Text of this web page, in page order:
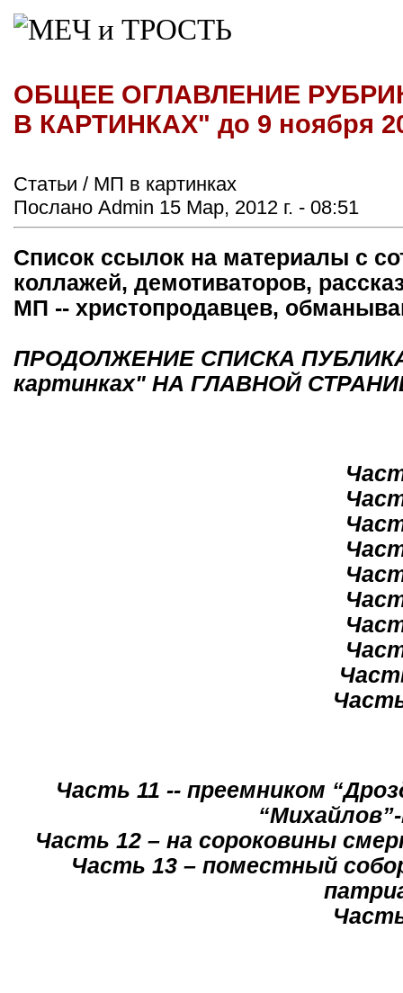
ОБЩЕЕ ОГЛАВЛЕНИЕ
В КАРТИНКАХ" до 9 ноября
Статьи / МП в картинках
Послано Admin 15 Мар, 2012 г. - 08:51
Список ссылок на материалы с
коллажей, демотиваторов,
МП -- христопродавцев,
ПРОДОЛЖЕНИЕ СПИСКА
картинках" НА ГЛАВНОЙ
Часть 11 -- преемником
Часть 12 – на сороковины
Часть 13 – поместный